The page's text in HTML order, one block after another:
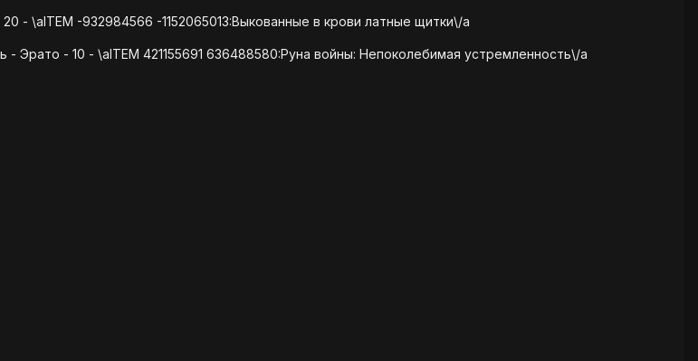
- \aITEM -932984566 -1152065013:Выкованные в крови латные щитки\/a
Эрато - 10 - \aITEM 421155691 636488580:Руна войны: Непоколебимая устремленность\/a